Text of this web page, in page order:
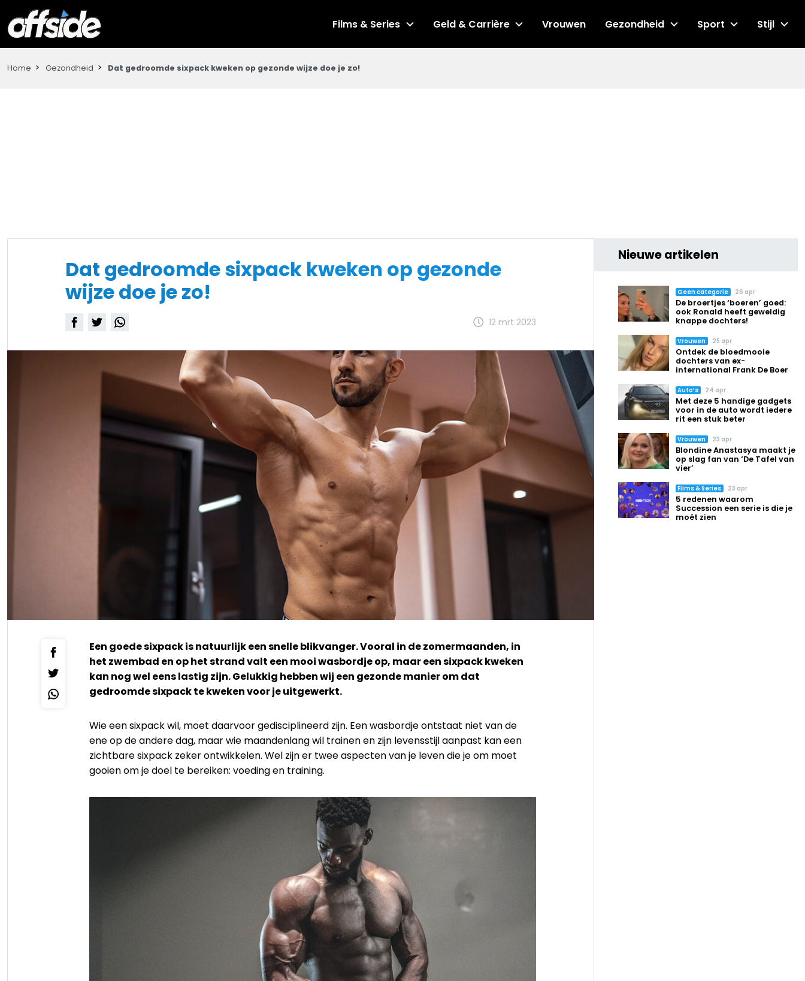
Films & Series Geld & Carrière Vrouwen Gezondheid Sport Stijl
Home Gezondheid Dat gedroomde sixpack kweken op gezonde wijze doe je zo!
Dat gedroomde sixpack kweken op gezonde
wijze doe je zo!
12 mrt 2023
Een goede sixpack is natuurlijk een snelle blikvanger. Vooral in de zomermaanden, in
het zwembad en op het strand valt een mooi wasbordje op, maar een sixpack kweken
kan nog wel eens lastig zijn. Gelukkig hebben wij een gezonde manier om dat
gedroomde sixpack te kweken voor je uitgewerkt.
Wie een sixpack wil, moet daarvoor gedisciplineerd zijn. Een wasbordje ontstaat niet van de
ene op de andere dag, maar wie maandenlang wil trainen en zijn levensstijl aanpast kan een
zichtbare sixpack zeker ontwikkelen. Wel zijn er twee aspecten van je leven die je om moet
gooien om je doel te bereiken: voeding en training.
Nieuwe artikelen
Geen categorie 26 apr
De broertjes ‘boeren’ goed:
ook Ronald heeft geweldig
knappe dochters!
Vrouwen 25 apr
Ontdek de bloedmooie
dochters van ex-
international Frank De Boer
Auto’s 24 apr
Met deze 5 handige gadgets
voor in de auto wordt iedere
rit een stuk beter
Vrouwen 23 apr
Blondine Anastasya maakt je
op slag fan van ‘De Tafel van
vier’
Films & Series 23 apr
5 redenen waarom
Succession een serie is die je
moét zien